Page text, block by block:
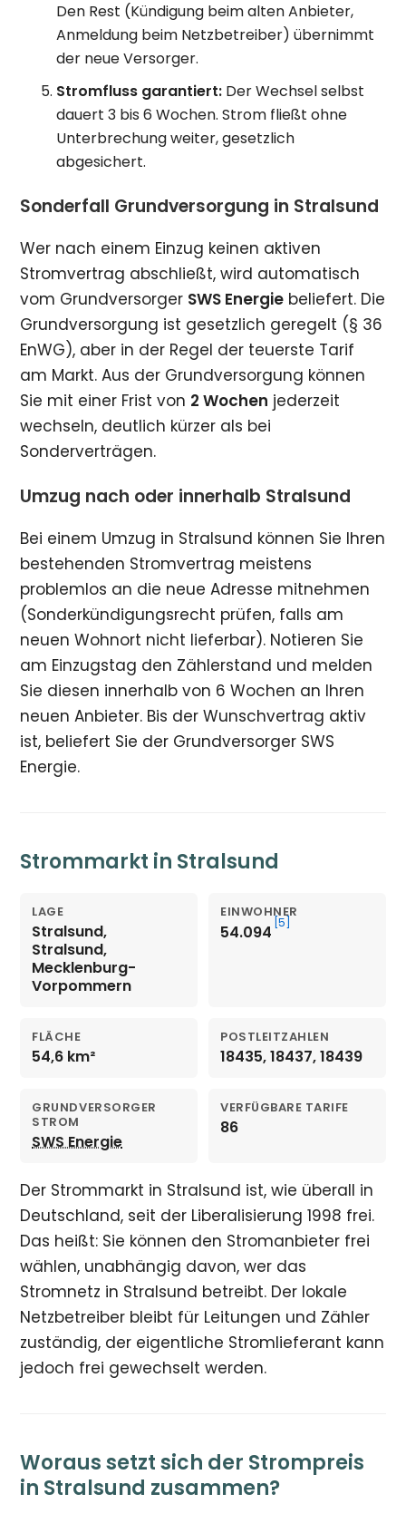
Den Rest (Kündigung beim alten Anbieter,
Anmeldung beim Netzbetreiber) übernimmt
der neue Versorger.
Stromfluss garantiert: Der Wechsel selbst
dauert 3 bis 6 Wochen. Strom fließt ohne
Unterbrechung weiter, gesetzlich
abgesichert.
Sonderfall Grundversorgung in Stralsund
Wer nach einem Einzug keinen aktiven
Stromvertrag abschließt, wird automatisch
vom Grundversorger SWS Energie beliefert. Die
Grundversorgung ist gesetzlich geregelt (§ 36
EnWG), aber in der Regel der teuerste Tarif
am Markt. Aus der Grundversorgung können
Sie mit einer Frist von 2 Wochen jederzeit
wechseln, deutlich kürzer als bei
Sonderverträgen.
Umzug nach oder innerhalb Stralsund
Bei einem Umzug in Stralsund können Sie Ihren
bestehenden Stromvertrag meistens
problemlos an die neue Adresse mitnehmen
(Sonderkündigungsrecht prüfen, falls am
neuen Wohnort nicht lieferbar). Notieren Sie
am Einzugstag den Zählerstand und melden
Sie diesen innerhalb von 6 Wochen an Ihren
neuen Anbieter. Bis der Wunschvertrag aktiv
ist, beliefert Sie der Grundversorger SWS
Energie.
Strommarkt in Stralsund
LAGE
Stralsund,
Stralsund,
Mecklenburg-
Vorpommern
EINWOHNER
54.094 [5]
FLÄCHE
54,6 km²
POSTLEITZAHLEN
18435, 18437, 18439
GRUNDVERSORGER
STROM
SWS Energie
VERFÜGBARE TARIFE
86
Der Strommarkt in Stralsund ist, wie überall in
Deutschland, seit der Liberalisierung 1998 frei.
Das heißt: Sie können den Stromanbieter frei
wählen, unabhängig davon, wer das
Stromnetz in Stralsund betreibt. Der lokale
Netzbetreiber bleibt für Leitungen und Zähler
zuständig, der eigentliche Stromlieferant kann
jedoch frei gewechselt werden.
Woraus setzt sich der Strompreis
in Stralsund zusammen?